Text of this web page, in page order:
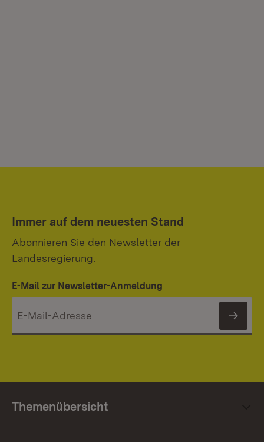
Immer auf dem neuesten Stand
Abonnieren Sie den Newsletter der
Landesregierung.
E-Mail zur Newsletter-Anmeldung
Themenübersicht